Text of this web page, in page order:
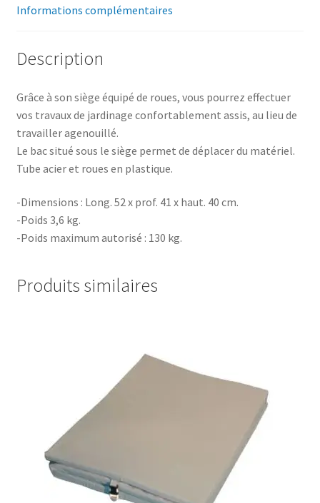
Informations complémentaires
Description
Grâce à son siège équipé de roues, vous pourrez effectuer
vos travaux de jardinage confortablement assis, au lieu de
travailler agenouillé.
Le bac situé sous le siège permet de déplacer du matériel.
Tube acier et roues en plastique.
-Dimensions : Long. 52 x prof. 41 x haut. 40 cm.
-Poids 3,6 kg.
-Poids maximum autorisé : 130 kg.
Produits similaires